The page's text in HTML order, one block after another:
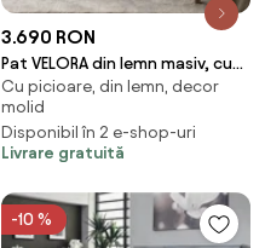
3.690 RON
Pat VELORA din lemn masiv, cu
sertare integrate si somiera
inclusa
Cu picioare, din lemn, decor
molid
Disponibil în 2 e-shop-uri
Livrare gratuită
-10 %